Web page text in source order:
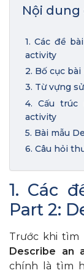
Nội dung
1. Các đề
activity
2. Bố cục
3. Từ vựng
4. Cấu trúc
activity
5. Bài mẫu
6. Câu hỏi
1. Các
Part 2:
Trước khi tìm
Describe an
chính là tìm